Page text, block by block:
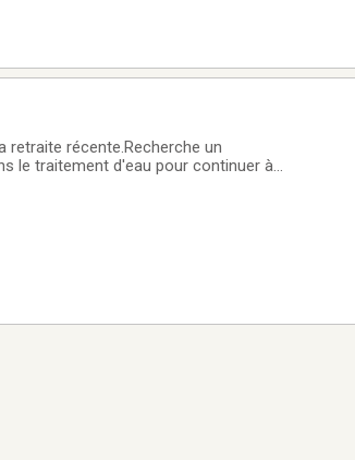
retraite récente.Recherche un
le traitement d'eau pour continuer à